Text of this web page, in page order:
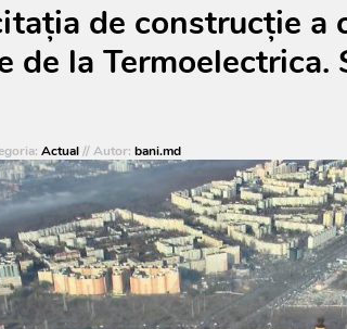
de construcție a
de la
Actual// Autor: bani.md